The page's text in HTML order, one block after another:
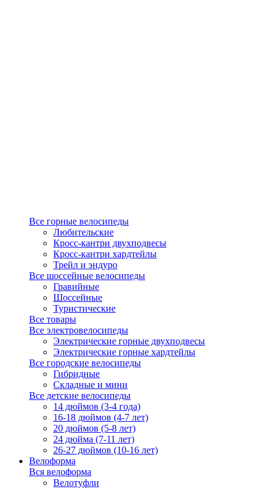
Все горные велосипеды
Любительские
Кросс-кантри двухподвесы
Кросс-кантри хардтейлы
Трейл и эндуро
Все шоссейные велосипеды
Гравийные
Шоссейные
Туристические
Все товары
Все электровелосипеды
Электрические горные двухподвесы
Электрические горные хардтейлы
Все городские велосипеды
Гибридные
Складные и мини
Все детские велосипеды
14 дюймов (3-4 года)
16-18 дюймов (4-7 лет)
20 дюймов (5-8 лет)
24 дюйма (7-11 лет)
26-27 дюймов (10-16 лет)
Велоформа
Вся велоформа
Велотуфли